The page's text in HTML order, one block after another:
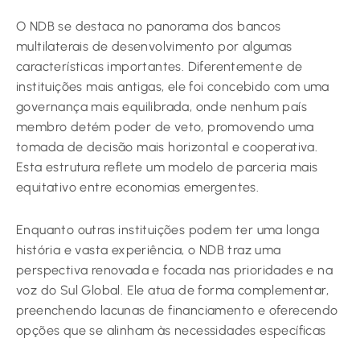
O NDB se destaca no panorama dos bancos
multilaterais de desenvolvimento por algumas
características importantes. Diferentemente de
instituições mais antigas, ele foi concebido com uma
governança mais equilibrada, onde nenhum país
membro detém poder de veto, promovendo uma
tomada de decisão mais horizontal e cooperativa.
Esta estrutura reflete um modelo de parceria mais
equitativo entre economias emergentes.
Enquanto outras instituições podem ter uma longa
história e vasta experiência, o NDB traz uma
perspectiva renovada e focada nas prioridades e na
voz do Sul Global. Ele atua de forma complementar,
preenchendo lacunas de financiamento e oferecendo
opções que se alinham às necessidades específicas